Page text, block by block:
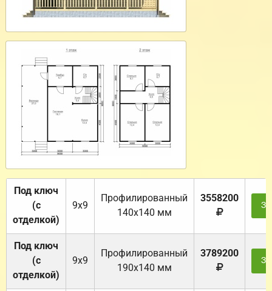
Под ключ
(с
отделкой)
9х9
Профилированный
140х140 мм
3558200
Под ключ
(с
отделкой)
9х9
Профилированный
190х140 мм
3789200